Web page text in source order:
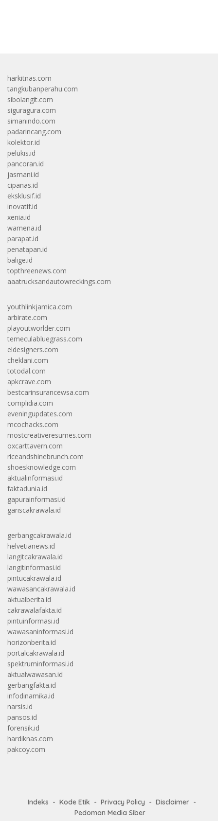
harkitnas.com
tangkubanperahu.com
sibolangit.com
siguragura.com
simanindo.com
padarincang.com
kolektor.id
pelukis.id
pancoran.id
jasmani.id
cipanas.id
eksklusif.id
inovatif.id
xenia.id
wamena.id
parapat.id
penatapan.id
balige.id
topthreenews.com
aaatrucksandautowreckings.com
youthlinkjamica.com
arbirate.com
playoutworlder.com
temeculabluegrass.com
eldesigners.com
cheklani.com
totodal.com
apkcrave.com
bestcarinsurancewsa.com
complidia.com
eveningupdates.com
mcochacks.com
mostcreativeresumes.com
oxcarttavern.com
riceandshinebrunch.com
shoesknowledge.com
aktualinformasi.id
faktadunia.id
gapurainformasi.id
gariscakrawala.id
gerbangcakrawala.id
helvetianews.id
langitcakrawala.id
langitinformasi.id
pintucakrawala.id
wawasancakrawala.id
aktualberita.id
cakrawalafakta.id
pintuinformasi.id
wawasaninformasi.id
horizonberita.id
portalcakrawala.id
spektruminformasi.id
aktualwawasan.id
gerbangfakta.id
infodinamika.id
narsis.id
pansos.id
forensik.id
hardiknas.com
pakcoy.com
Indeks Kode Etik Privacy Policy
Disclaimer
Pedoman Media Siber